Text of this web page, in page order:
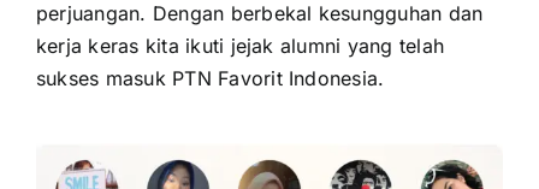
perjuangan. Dengan berbekal kesungguhan dan
kerja keras kita ikuti jejak alumni yang telah
sukses masuk PTN Favorit Indonesia.